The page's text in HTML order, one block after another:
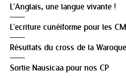
L'Anglais, une langue vivante !
L'ecriture cunéiforme pour les
Résultats du cross de la
Sortie Nausicaa pour nos CP